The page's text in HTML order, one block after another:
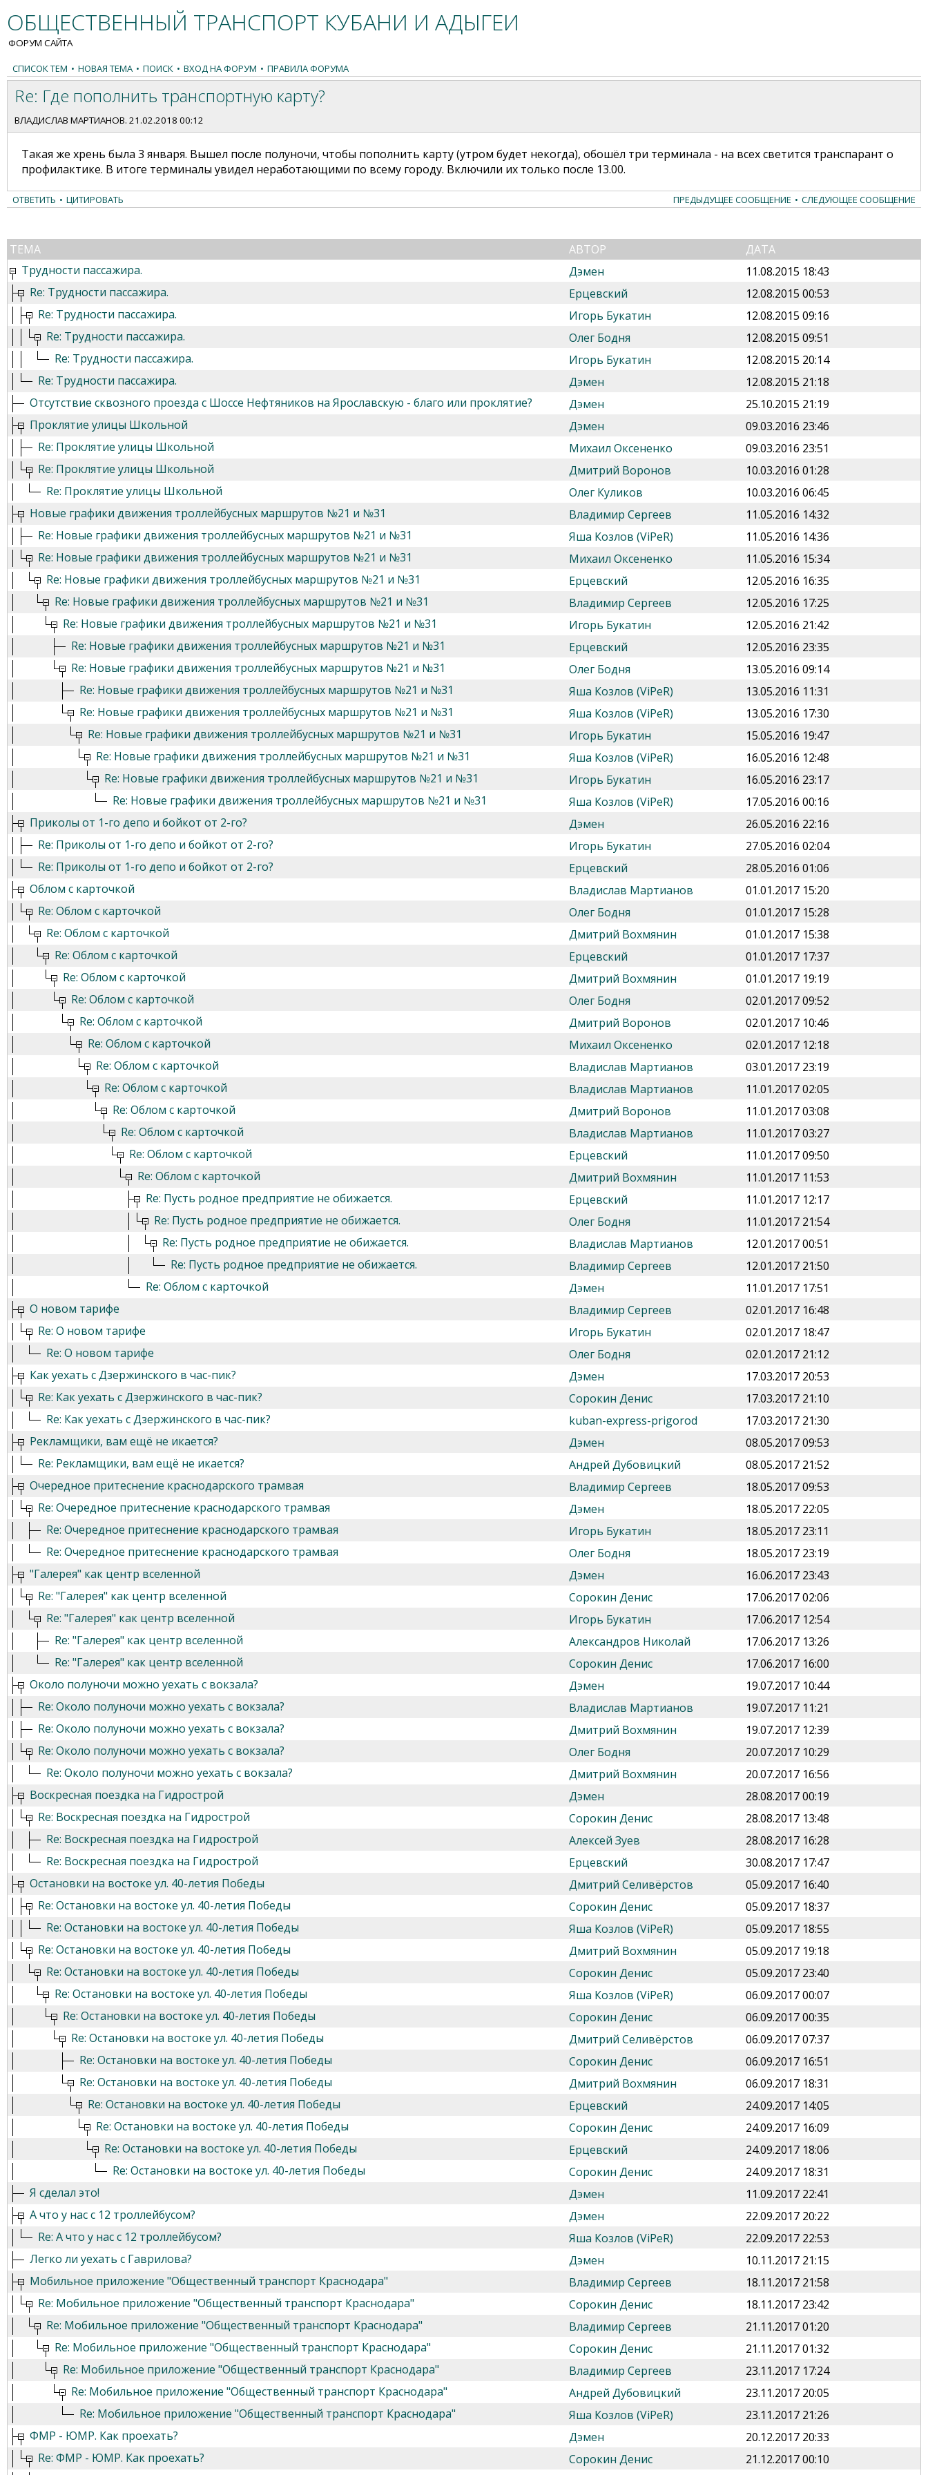
ОБЩЕСТВЕННЫЙ ТРАНСПОРТ КУБАНИ И АДЫГЕИ
ФОРУМ САЙТА
СПИСОК ТЕМ • НОВАЯ ТЕМА • ПОИСК • ВХОД НА ФОРУМ • ПРАВИЛА ФОРУМА
Re: Где пополнить транспортную карту?
ВЛАДИСЛАВ МАРТИАНОВ. 21.02.2018 00:12
Такая же хрень была 3 января. Вышел после полуночи, чтобы пополнить карту (утром будет некогда), обошёл три терминала - на всех светится транспарант о
профилактике. В итоге терминалы увидел неработающими по всему городу. Включили их только после 13.00.
ПРЕДЫДУЩЕЕ СООБЩЕНИЕ • СЛЕДУЮЩЕЕ СООБЩЕНИЕ
ОТВЕТИТЬ • ЦИТИРОВАТЬ
ТЕМА АВТОР
ДАТА
Трудности пассажира.
Дэмен
11.08.2015 18:43
Re: Трудности пассажира.
Ерцевский
12.08.2015 00:53
Re: Трудности пассажира.
Игорь Букатин
12.08.2015 09:16
Re: Трудности пассажира.
Олег Бодня
12.08.2015 09:51
Re: Трудности пассажира.
Игорь Букатин
12.08.2015 20:14
Re: Трудности пассажира.
Дэмен
12.08.2015 21:18
Отсутствие сквозного проезда с Шоссе Нефтяников на Ярославскую - благо или проклятие?
Дэмен
25.10.2015 21:19
Проклятие улицы Школьной
Дэмен
09.03.2016 23:46
Re: Проклятие улицы Школьной
Михаил Оксененко
09.03.2016 23:51
Re: Проклятие улицы Школьной
Дмитрий Воронов
10.03.2016 01:28
Re: Проклятие улицы Школьной
Олег Куликов
10.03.2016 06:45
Новые графики движения троллейбусных маршрутов №21 и №31
Владимир Сергеев
11.05.2016 14:32
Re: Новые графики движения троллейбусных маршрутов №21 и №31
Яша Козлов (ViPeR)
11.05.2016 14:36
Re: Новые графики движения троллейбусных маршрутов №21 и №31
Михаил Оксененко
11.05.2016 15:34
Re: Новые графики движения троллейбусных маршрутов №21 и №31
Ерцевский
12.05.2016 16:35
Re: Новые графики движения троллейбусных маршрутов №21 и №31
Владимир Сергеев
12.05.2016 17:25
Re: Новые графики движения троллейбусных маршрутов №21 и №31
Игорь Букатин
12.05.2016 21:42
Re: Новые графики движения троллейбусных маршрутов №21 и №31
Ерцевский
12.05.2016 23:35
Re: Новые графики движения троллейбусных маршрутов №21 и №31
Олег Бодня
13.05.2016 09:14
Re: Новые графики движения троллейбусных маршрутов №21 и №31
Яша Козлов (ViPeR)
13.05.2016 11:31
Re: Новые графики движения троллейбусных маршрутов №21 и №31
Яша Козлов (ViPeR)
13.05.2016 17:30
Re: Новые графики движения троллейбусных маршрутов №21 и №31
Игорь Букатин
15.05.2016 19:47
Re: Новые графики движения троллейбусных маршрутов №21 и №31
Яша Козлов (ViPeR)
16.05.2016 12:48
Re: Новые графики движения троллейбусных маршрутов №21 и №31
Игорь Букатин
16.05.2016 23:17
Re: Новые графики движения троллейбусных маршрутов №21 и №31
Яша Козлов (ViPeR)
17.05.2016 00:16
Приколы от 1-го депо и бойкот от 2-го?
Дэмен
26.05.2016 22:16
Re: Приколы от 1-го депо и бойкот от 2-го?
Игорь Букатин
27.05.2016 02:04
Re: Приколы от 1-го депо и бойкот от 2-го?
Ерцевский
28.05.2016 01:06
Облом с карточкой
Владислав Мартианов
01.01.2017 15:20
Re: Облом с карточкой
Олег Бодня
01.01.2017 15:28
Re: Облом с карточкой
Дмитрий Вохмянин
01.01.2017 15:38
Re: Облом с карточкой
Ерцевский
01.01.2017 17:37
Re: Облом с карточкой
Дмитрий Вохмянин
01.01.2017 19:19
Re: Облом с карточкой
Олег Бодня
02.01.2017 09:52
Re: Облом с карточкой
Дмитрий Воронов
02.01.2017 10:46
Re: Облом с карточкой
Михаил Оксененко
02.01.2017 12:18
Re: Облом с карточкой
Владислав Мартианов
03.01.2017 23:19
Re: Облом с карточкой
Владислав Мартианов
11.01.2017 02:05
Re: Облом с карточкой
Дмитрий Воронов
11.01.2017 03:08
Re: Облом с карточкой
Владислав Мартианов
11.01.2017 03:27
Re: Облом с карточкой
Ерцевский
11.01.2017 09:50
Re: Облом с карточкой
Дмитрий Вохмянин
11.01.2017 11:53
Re: Пусть родное предприятие не обижается.
Ерцевский
11.01.2017 12:17
Re: Пусть родное предприятие не обижается.
Олег Бодня
11.01.2017 21:54
Re: Пусть родное предприятие не обижается.
Владислав Мартианов
12.01.2017 00:51
Re: Пусть родное предприятие не обижается.
Владимир Сергеев
12.01.2017 21:50
Re: Облом с карточкой
Дэмен
11.01.2017 17:51
О новом тарифе
Владимир Сергеев
02.01.2017 16:48
Re: О новом тарифе
Игорь Букатин
02.01.2017 18:47
Re: О новом тарифе
Олег Бодня
02.01.2017 21:12
Как уехать с Дзержинского в час-пик?
Дэмен
17.03.2017 20:53
Re: Как уехать с Дзержинского в час-пик?
Сорокин Денис
17.03.2017 21:10
Re: Как уехать с Дзержинского в час-пик?
kuban-express-prigorod
17.03.2017 21:30
Рекламщики, вам ещё не икается?
Дэмен
08.05.2017 09:53
Re: Рекламщики, вам ещё не икается?
Андрей Дубовицкий
08.05.2017 21:52
Очередное притеснение краснодарского трамвая
Владимир Сергеев
18.05.2017 09:53
Re: Очередное притеснение краснодарского трамвая
Дэмен
18.05.2017 22:05
Re: Очередное притеснение краснодарского трамвая
Игорь Букатин
18.05.2017 23:11
Re: Очередное притеснение краснодарского трамвая
Олег Бодня
18.05.2017 23:19
"Галерея" как центр вселенной
Дэмен
16.06.2017 23:43
Re: "Галерея" как центр вселенной
Сорокин Денис
17.06.2017 02:06
Re: "Галерея" как центр вселенной
Игорь Букатин
17.06.2017 12:54
Re: "Галерея" как центр вселенной
Александров Николай
17.06.2017 13:26
Re: "Галерея" как центр вселенной
Сорокин Денис
17.06.2017 16:00
Около полуночи можно уехать с вокзала?
Дэмен
19.07.2017 10:44
Re: Около полуночи можно уехать с вокзала?
Владислав Мартианов
19.07.2017 11:21
Re: Около полуночи можно уехать с вокзала?
Дмитрий Вохмянин
19.07.2017 12:39
Re: Около полуночи можно уехать с вокзала?
Олег Бодня
20.07.2017 10:29
Re: Около полуночи можно уехать с вокзала?
Дмитрий Вохмянин
20.07.2017 16:56
Воскресная поездка на Гидрострой
Дэмен
28.08.2017 00:19
Re: Воскресная поездка на Гидрострой
Сорокин Денис
28.08.2017 13:48
Re: Воскресная поездка на Гидрострой
Алексей Зуев
28.08.2017 16:28
Re: Воскресная поездка на Гидрострой
Ерцевский
30.08.2017 17:47
Остановки на востоке ул. 40-летия Победы
Дмитрий Селивёрстов
05.09.2017 16:40
Re: Остановки на востоке ул. 40-летия Победы
Сорокин Денис
05.09.2017 18:37
Re: Остановки на востоке ул. 40-летия Победы
Яша Козлов (ViPeR)
05.09.2017 18:55
Re: Остановки на востоке ул. 40-летия Победы
Дмитрий Вохмянин
05.09.2017 19:18
Re: Остановки на востоке ул. 40-летия Победы
Сорокин Денис
05.09.2017 23:40
Re: Остановки на востоке ул. 40-летия Победы
Яша Козлов (ViPeR)
06.09.2017 00:07
Re: Остановки на востоке ул. 40-летия Победы
Сорокин Денис
06.09.2017 00:35
Re: Остановки на востоке ул. 40-летия Победы
Дмитрий Селивёрстов
06.09.2017 07:37
Re: Остановки на востоке ул. 40-летия Победы
Сорокин Денис
06.09.2017 16:51
Re: Остановки на востоке ул. 40-летия Победы
Дмитрий Вохмянин
06.09.2017 18:31
Re: Остановки на востоке ул. 40-летия Победы
Ерцевский
24.09.2017 14:05
Re: Остановки на востоке ул. 40-летия Победы
Сорокин Денис
24.09.2017 16:09
Re: Остановки на востоке ул. 40-летия Победы
Ерцевский
24.09.2017 18:06
Re: Остановки на востоке ул. 40-летия Победы
Сорокин Денис
24.09.2017 18:31
Я сделал это!
Дэмен
11.09.2017 22:41
А что у нас с 12 троллейбусом?
Дэмен
22.09.2017 20:22
Re: А что у нас с 12 троллейбусом?
Яша Козлов (ViPeR)
22.09.2017 22:53
Легко ли уехать с Гаврилова?
Дэмен
10.11.2017 21:15
Мобильное приложение "Общественный транспорт Краснодара"
Владимир Сергеев
18.11.2017 21:58
Re: Мобильное приложение "Общественный транспорт Краснодара"
Сорокин Денис
18.11.2017 23:42
Re: Мобильное приложение "Общественный транспорт Краснодара"
Владимир Сергеев
21.11.2017 01:20
Re: Мобильное приложение "Общественный транспорт Краснодара"
Сорокин Денис
21.11.2017 01:32
Re: Мобильное приложение "Общественный транспорт Краснодара"
Владимир Сергеев
23.11.2017 17:24
Re: Мобильное приложение "Общественный транспорт Краснодара"
Андрей Дубовицкий
23.11.2017 20:05
Re: Мобильное приложение "Общественный транспорт Краснодара"
Яша Козлов (ViPeR)
23.11.2017 21:26
ФМР - ЮМР. Как проехать?
Дэмен
20.12.2017 20:33
Re: ФМР - ЮМР. Как проехать?
Сорокин Денис
21.12.2017 00:10